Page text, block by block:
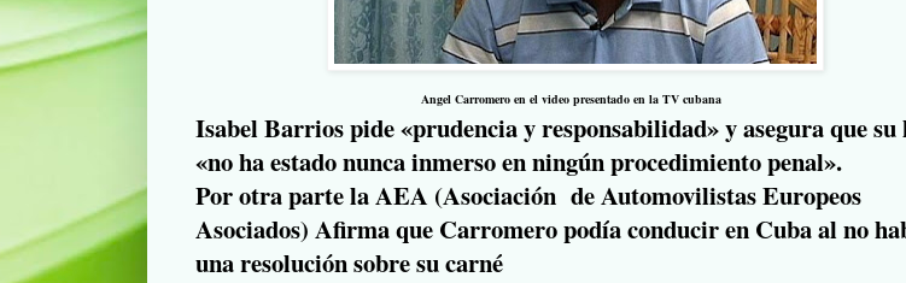
Angel Carromero en el video presentado en la TV cubana
Isabel Barrios pide «prudencia y responsabilidad» y asegura que
«no ha estado nunca inmerso en ningún procedimiento penal».
Por otra parte la AEA (Asociación de Automovilistas Europeos
Asociados) Afirma que Carromero podía conducir en Cuba al no
una resolución sobre su carné